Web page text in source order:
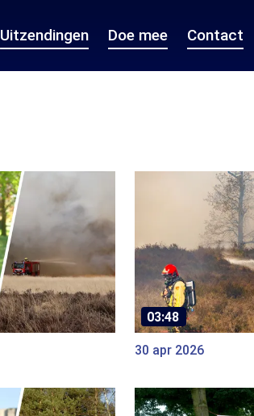
Uitzendingen Doe mee Contact
03:48
30 apr 2026